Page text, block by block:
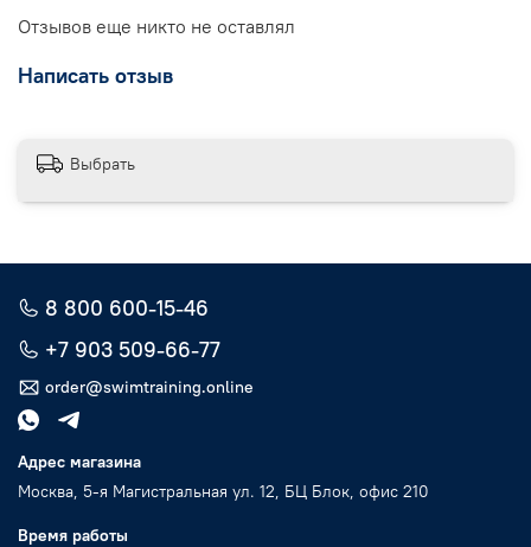
Отзывов еще никто не оставлял
Написать отзыв
Выбрать
8 800 600-15-46
+7 903 509-66-77
order@swimtraining.online
Адрес магазина
Москва, 5-я Магистральная ул. 12, БЦ Блок, офис 210
Время работы